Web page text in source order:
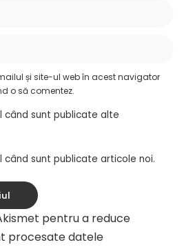
și site-ul web în acest navigator
o să comentez.
când sunt publicate alte
sunt publicate articole noi.
pentru a reduce
procesate datele